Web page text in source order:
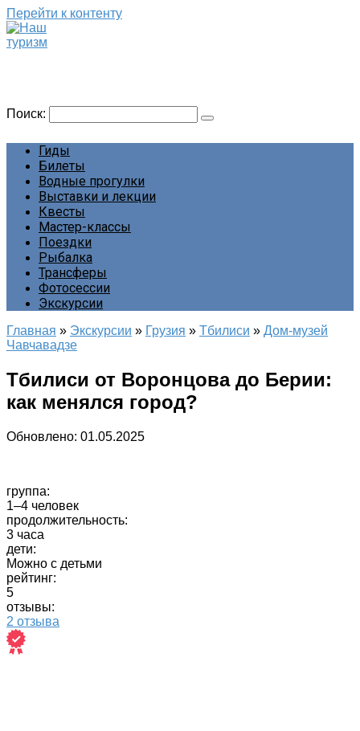
Перейти к контенту
Поиск:
Гиды
Билеты
Водные прогулки
Выставки и лекции
Квесты
Мастер-классы
Поездки
Рыбалка
Трансферы
Фотосессии
Экскурсии
Главная » Экскурсии » Грузия » Тбилиси » Дом-музей
Чавчавадзе
Тбилиси от Воронцова до Берии:
как менялся город?
Обновлено: 01.05.2025
группа:
1–4 человек
продолжительность:
3 часа
дети:
Можно с детьми
рейтинг:
5
отзывы:
2 отзыва